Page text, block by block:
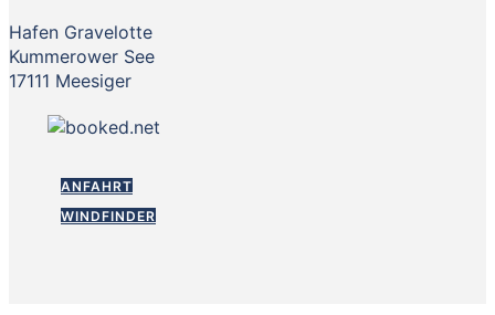
Hafen Gravelotte
Kummerower See
17111 Meesiger
ANFAHRT
WINDFINDER